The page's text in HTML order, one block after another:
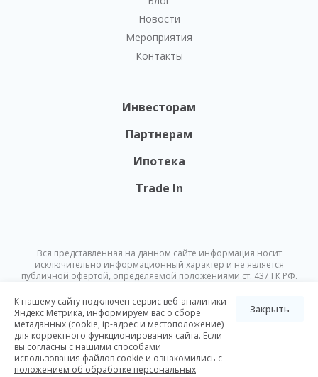
Новости
Мероприятия
Контакты
Инвесторам
Партнерам
Ипотека
Trade In
Вся представленная на данном сайте информация носит
исключительно информационный характер и не является
публичной офертой, определяемой положениями ст. 437 ГК РФ.
изменена в любое время без предварительного уведомления.
© Nikoliers 2026
Положение об обработке персональных данных
Разработка Pictus
К нашему сайту подключен сервис веб-аналитики
Яндекс Метрика, информируем вас о сборе
метаданных (cookie, ip-адрес и местоположение)
для корректного функционирования сайта. Если
вы согласны с нашими способами
использования файлов cookie и ознакомились с
положением об обработке персональных
Закрыть